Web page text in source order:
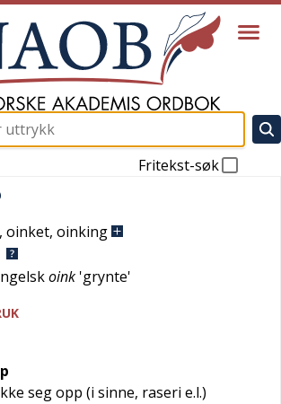
Fritekst-søk
, oinket, oinking
oink 'grynte'
seg opp (i sinne, raseri e.l.)